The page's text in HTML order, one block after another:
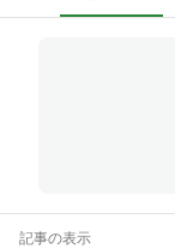
記事の表示